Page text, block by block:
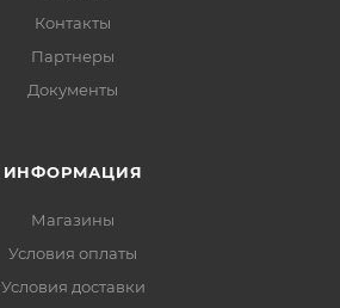
Контакты
Партнеры
Документы
ИНФОРМАЦИЯ
Магазины
Условия оплаты
Условия доставки